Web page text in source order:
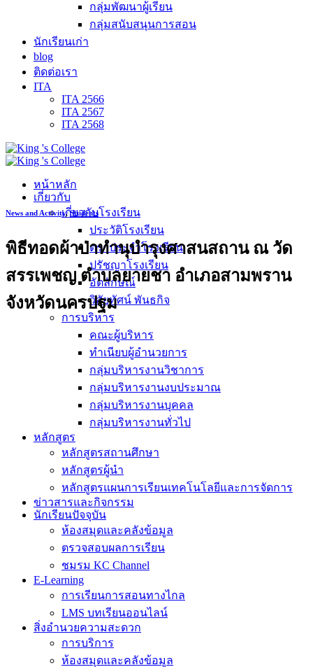
กลุ่มพัฒนาผู้เรียน
กลุ่มสนับสนุนการสอน
นักเรียนเก่า
blog
ติดต่อเรา
ITA
ITA 2566
ITA 2567
ITA 2568
หน้าหลัก
เกี่ยวกับ
เกี่ยวกับโรงเรียน
ประวัติโรงเรียน
ตราประจำโรงเรียน
ปรัชญาโรงเรียน
อัตลักษณ์
วิสัยทัศน์ พันธกิจ
การบริหาร
คณะผู้บริหาร
ทำเนียบผู้อำนวยการ
กลุ่มบริหารงานวิชาการ
กลุ่มบริหารงานงบประมาณ
กลุ่มบริหารงานบุคคล
กลุ่มบริหารงานทั่วไป
หลักสูตร
หลักสูตรสถานศึกษา
หลักสูตรผู้นำ
หลักสูตรแผนการเรียนเทคโนโลยีและการจัดการ
ข่าวสารและกิจกรรม
นักเรียนปัจจุบัน
ห้องสมุดและคลังข้อมูล
ตรวจสอบผลการเรียน
ชมรม KC Channel
E-Learning
การเรียนการสอนทางไกล
LMS บทเรียนออนไลน์
สิ่งอำนวยความสะดวก
การบริการ
ห้องสมุดและคลังข้อมูล
News and Activity,Students
พิธีทอดผ้าป่าทำนุบำรุงศาสนสถาน ณ วัด
สรรเพชญ ตำบลยายชา อำเภอสามพราน
จังหวัดนครปฐม